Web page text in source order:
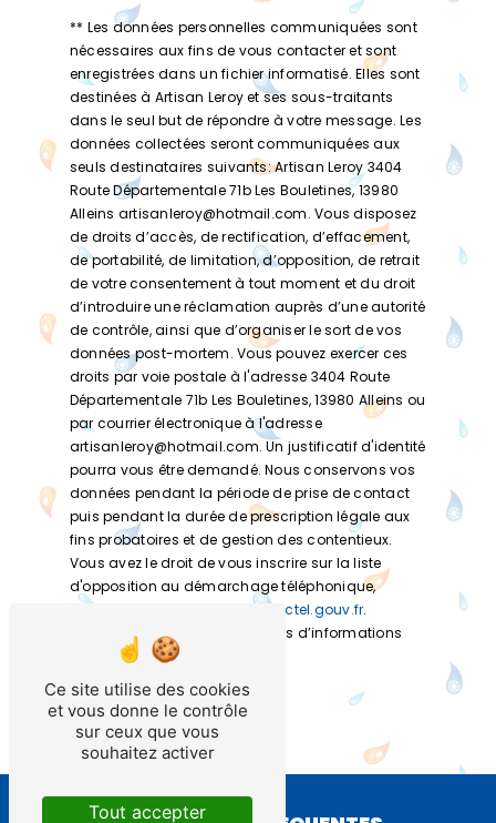
** Les données personnelles communiquées sont
nécessaires aux fins de vous contacter et sont
enregistrées dans un fichier informatisé. Elles sont
destinées à Artisan Leroy et ses sous-traitants
dans le seul but de répondre à votre message. Les
données collectées seront communiquées aux
seuls destinataires suivants: Artisan Leroy 3404
Route Départementale 71b Les Bouletines, 13980
Alleins artisanleroy@hotmail.com. Vous disposez
de droits d’accès, de rectification, d’effacement,
de portabilité, de limitation, d’opposition, de retrait
de votre consentement à tout moment et du droit
d’introduire une réclamation auprès d’une autorité
de contrôle, ainsi que d’organiser le sort de vos
données post-mortem. Vous pouvez exercer ces
droits par voie postale à l'adresse 3404 Route
Départementale 71b Les Bouletines, 13980 Alleins ou
par courrier électronique à l'adresse
artisanleroy@hotmail.com. Un justificatif d'identité
pourra vous être demandé. Nous conservons vos
données pendant la période de prise de contact
puis pendant la durée de prescription légale aux
fins probatoires et de gestion des contentieux.
Vous avez le droit de vous inscrire sur la liste
d'opposition au démarchage téléphonique,
disponible à cette adresse: Bloctel.gouv.fr.
Consultez le site cnil.fr pour plus d’informations
sur vos droits.
Ce site utilise des cookies
et vous donne le contrôle
sur ceux que vous
souhaitez activer
Tout accepter